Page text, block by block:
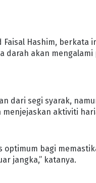
Faisal Hashim,
akan
dari segi syarak,
aktiviti
bagi
jangka,” katanya.